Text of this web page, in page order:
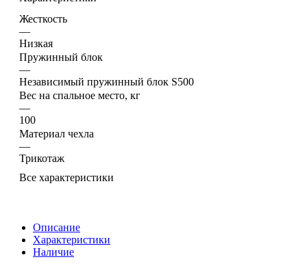
Жесткость
—
Низкая
Пружинный блок
—
Независимый пружинный блок S500
Вес на спальное место, кг
—
100
Материал чехла
—
Трикотаж
Все характеристики
Описание
Характеристики
Наличие